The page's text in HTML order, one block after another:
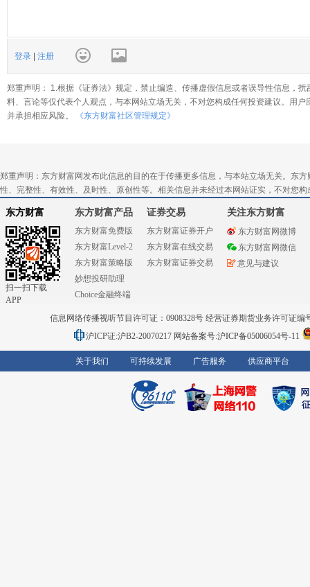
登录 注册
郑重声明： 1.根据《证券法》规定，禁止编造、传播虚假信息或者误导性信息，
料、言论等仅代表个人观点，与本网站立场无关，不对您构成任何投资建议。用
并承担相应风险。
《东方财富社区管理规定》
郑重声明：东方财富网发布此信息的目的在于传播更多信息，与本站立场无关。东
性、完整性、有效性、及时性、原创性等。相关信息并未经过本网站证实，不对您
东方财富
扫一扫下载
APP
东方财富产品
东方财富免费版
东方财富Level-2
东方财富策略版
妙想投研助理
Choice金融终端
证券交易
东方财富证券开户
东方财富在线交易
东方财富证券交易
关注东方财富
东方财富网微博
东方财富网微信
意见与建议
信息网络传播视听节目许可证：0908328号 经营证券期货业务许可证编
沪ICP证:沪B2-20070217 网站备案号:沪ICP备05006054号-11
关于我们 可持续发展 广告服务 供应商平台